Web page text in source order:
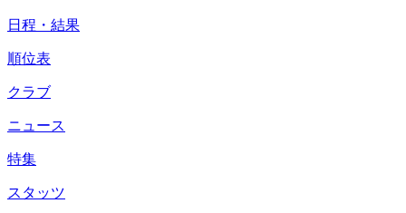
日程・結果
順位表
クラブ
ニュース
特集
スタッツ